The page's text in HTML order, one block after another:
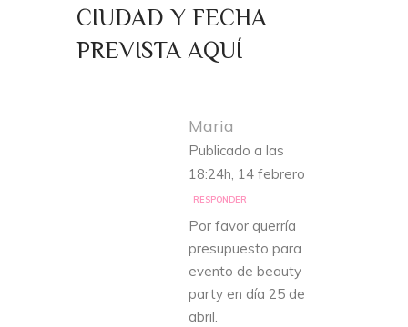
CIUDAD Y FECHA
PREVISTA AQUÍ
Maria
Publicado a las
18:24h, 14 febrero
RESPONDER
Por favor querría
presupuesto para
evento de beauty
party en día 25 de
abril.